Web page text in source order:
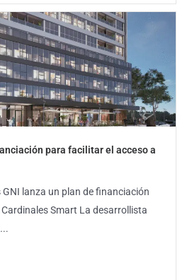
para facilitar el acceso a
lanza un plan de financiación
Smart La desarrollista